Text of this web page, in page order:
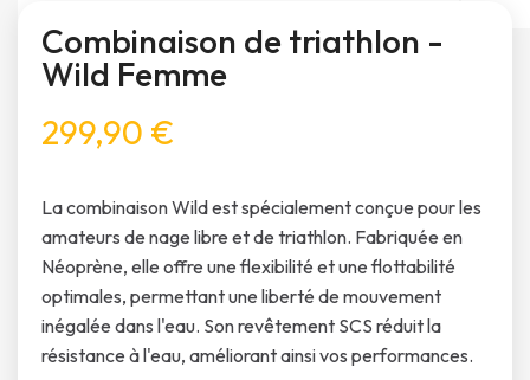
Combinaison de triathlon -
Wild Femme
299,90 €
La combinaison Wild est spécialement conçue pour les
amateurs de nage libre et de triathlon. Fabriquée en
Néoprène, elle offre une flexibilité et une flottabilité
optimales, permettant une liberté de mouvement
inégalée dans l'eau. Son revêtement SCS réduit la
résistance à l'eau, améliorant ainsi vos performances.